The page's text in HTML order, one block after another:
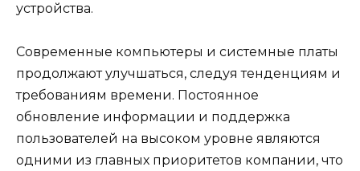
устройства.
Современные компьютеры и системные платы
продолжают улучшаться, следуя тенденциям и
требованиям времени. Постоянное
обновление информации и поддержка
пользователей на высоком уровне являются
одними из главных приоритетов компании, что